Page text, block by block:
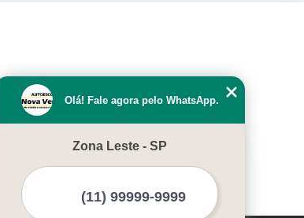
Olá! Fale agora pelo WhatsApp.
Zona Leste - SP